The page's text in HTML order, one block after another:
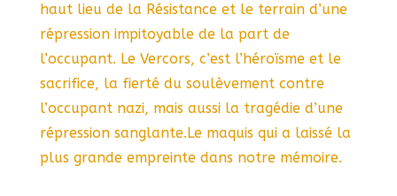
haut lieu de la Résistance et le terrain d’une
répression impitoyable de la part de
l’occupant. Le Vercors, c’est l’héroïsme et le
sacrifice, la fierté du soulèvement contre
l’occupant nazi, mais aussi la tragédie d’une
répression sanglante.Le maquis qui a laissé la
plus grande empreinte dans notre mémoire.